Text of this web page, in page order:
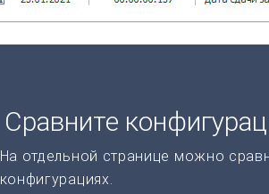
Сравните
На отдельной странице можно
конфигурациях.